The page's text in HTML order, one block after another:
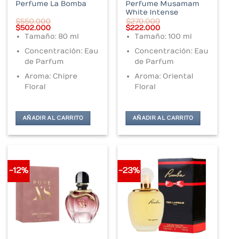
Perfume La Bomba
$550.000
Original
price
was:
$550.000.
$502.000Current
price
is:
$502.000.
Tamaño: 80 ml
Concentración: Eau
de Parfum
Aroma: Chipre
Floral
AÑADIR AL CARRITO
Perfume Musamam
White Intense
$270.000
Original
price
was:
$270.000.
$222.000Current
price
is:
$222.000.
Tamaño: 100 ml
Concentración: Eau
de Parfum
Aroma: Oriental
Floral
AÑADIR AL CARRITO
-12% -23%